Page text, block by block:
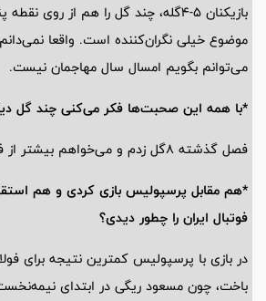
بازیکنان 5-4گله، چند گل را هم از روی
موضوع خیلی نگران‌کننده است. واقعا
می‌توانم بگویم امسال سال مهاجمان نیست.
*با همه این صحبت‌ها فکر می‌کنی چند گل
فصل گذشته 8گل زدم و می‌خواهم بیشتر از فصل گذشته گل بزنم.
فوتبال ایران را چطور دیدی؟
در بازی با پرسپولیس کمترین نتیجه برای
باخت، چون مسعود ریگی در ابتدای